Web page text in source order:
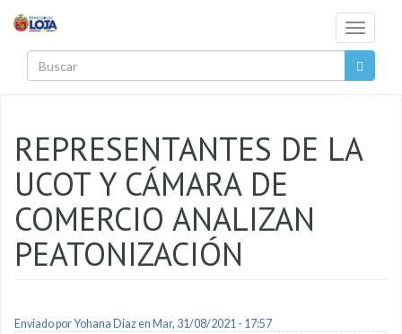
Toggle
REPRESENTANTES DE LA
UCOT Y CÁMARA DE
COMERCIO ANALIZAN
PEATONIZACIÓN
Enviado porYohana Diazen Mar, 31/08/2021 - 17:57